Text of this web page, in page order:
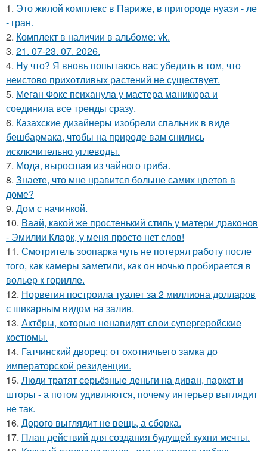
1. Это жилой комплекс в Париже, в пригороде нуази - ле
- гран.
2. Комплект в наличии в альбоме: vk.
3. 21. 07-23. 07. 2026.
4. Ну что? Я вновь попытаюсь вас убедить в том, что
неистово прихотливых растений не существует.
5. Меган Фокс психанула у мастера маникюра и
соединила все тренды сразу.
6. Казахские дизайнеры изобрели спальник в виде
бешбармака, чтобы на природе вам снились
исключительно углеводы.
7. Мода, выросшая из чайного гриба.
8. Знаете, что мне нравится больше самих цветов в
доме?
9. Дом с начинкой.
10. Ваай, какой же простенький стиль у матери драконов
- Эмилии Кларк, у меня просто нет слов!
11. Смотритель зоопарка чуть не потерял работу после
того, как камеры заметили, как он ночью пробирается в
вольер к горилле.
12. Норвегия построила туалет за 2 миллиона долларов
с шикарным видом на залив.
13. Актёры, которые ненавидят свои супергеройские
костюмы.
14. Гатчинский дворец: от охотничьего замка до
императорской резиденции.
15. Люди тратят серьёзные деньги на диван, паркет и
шторы - а потом удивляются, почему интерьер выглядит
не так.
16. Дорого выглядит не вещь, а сборка.
17. План действий для создания будущей кухни мечты.